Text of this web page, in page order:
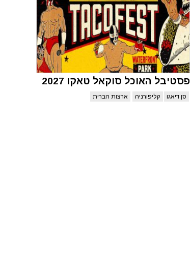
פסטיבל האוכל סוקאל טאקו 2027
סן דיאגו קליפורניה ארצות הברית